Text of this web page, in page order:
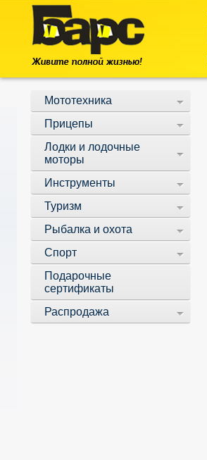
Мототехника
Прицепы
Лодки и лодочные
моторы
Инструменты
Туризм
Рыбалка и охота
Спорт
Подарочные
сертификаты
Распродажа